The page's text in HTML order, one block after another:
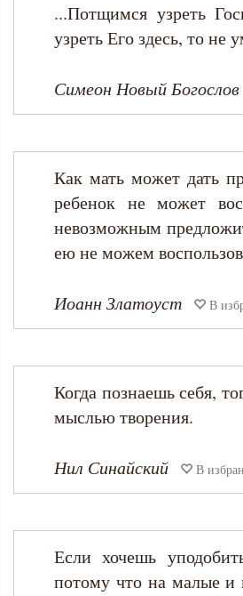
Ефрем Сирин
Иоанн Златоуст
Иоанн Кассиан Римлянин
Исаак Сирин Ниневийский
Киприан Карфагенский
Макарий Великий
...Потщимся узреть
узреть Его здесь, то не
Симеон Новый Богослов
Как мать может дать
ребенок не может
невозможным
ею не можем
Иоанн Златоуст В
Когда познаешь себя,
мыслью творения.
Нил Синайский В
Если хочешь
потому что на малые